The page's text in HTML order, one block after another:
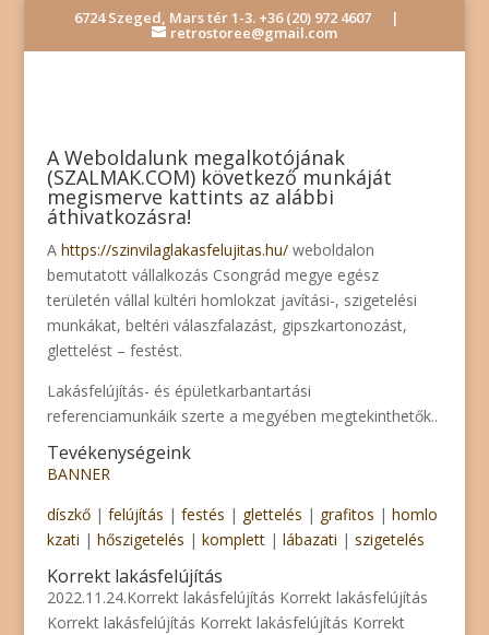
6724 Szeged, Mars tér 1-3. +36 (20) 972 4607 |
retrostoree@gmail.com
A Weboldalunk megalkotójának
(SZALMAK.COM) következő munkáját
megismerve kattints az alábbi
áthivatkozásra!
A https://szinvilaglakasfelujitas.hu/weboldalon
bemutatott vállalkozás Csongrád megye egész
területén vállal kültéri homlokzat javítási-, szigetelési
munkákat, beltéri válaszfalazást, gipszkartonozást,
glettelést – festést.
Lakásfelújítás- és épületkarbantartási
referenciamunkáik szerte a megyében megtekinthetők..
Tevékenységeink
BANNER
díszkő| felújítás | festés | glettelés | grafitos | homlo
kzati | hőszigetelés | komplett| lábazati | szigetelés
Korrekt lakásfelújítás
2022.11.24.Korrekt lakásfelújítás Korrekt lakásfelújítás
Korrekt lakásfelújítás Korrekt lakásfelújítás Korrekt